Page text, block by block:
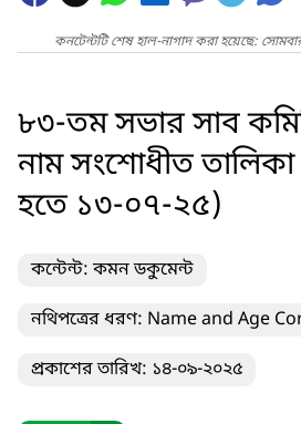
কনটেন্টটি শেষ হাল-নাগাদ করা হয়েছে:
৮৩-তম সভার সাব
নাম সংশোধীত
হতে ১৩-০৭-২৫)
কন্টেন্ট: কমন ডকুমেন্ট
নথিপত্রের ধরণ: Name and Age
প্রকাশের তারিখ: ১৪-০৯-২০২৫